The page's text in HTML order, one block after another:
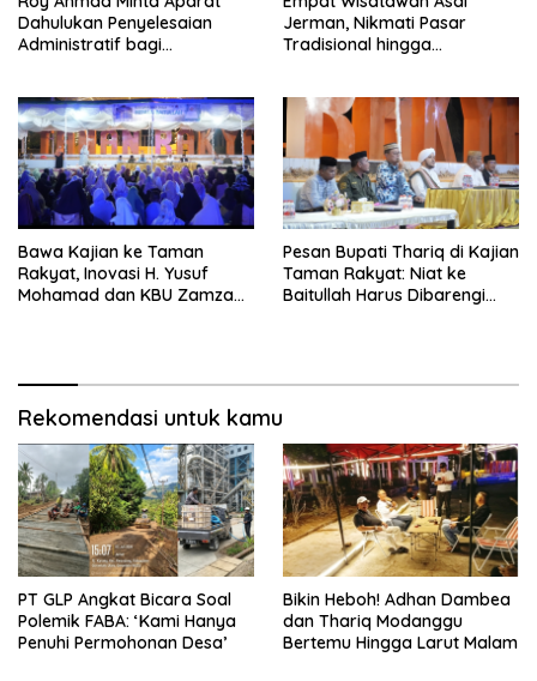
Dahulukan Penyelesaian
Administratif bagi
Jerman, Nikmati Pasar
Tradisional hingga
Bawa Kajian ke Taman
Rakyat, Inovasi H. Yusuf
Mohamad dan KBU Zamzam
Pesan Bupati Thariq di Kajian
Taman Rakyat: Niat ke
Baitullah Harus Dibarengi
Rekomendasi untuk kamu
PT GLP Angkat Bicara Soal
Polemik FABA: ‘Kami Hanya
Penuhi Permohonan Desa’
Bikin Heboh! Adhan Dambea
dan Thariq Modanggu
Bertemu Hingga Larut Malam